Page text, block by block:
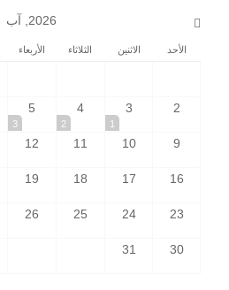
2026, آب
الأحد الاثنين الثلاثاء الأربعاء
2
3
1
4
2
5
3
9
10
11
12
16
17
18
19
23
24
25
26
30
31